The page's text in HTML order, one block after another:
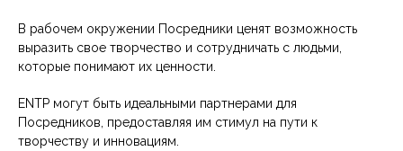
В рабочем окружении Посредники ценят возможность
выразить свое творчество и сотрудничать с людьми,
которые понимают их ценности.
ENTP могут быть идеальными партнерами для
Посредников, предоставляя им стимул на пути к
творчеству и инновациям.